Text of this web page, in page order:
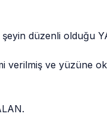
şeyin düzenli olduğu
verilmiş ve yüzüne